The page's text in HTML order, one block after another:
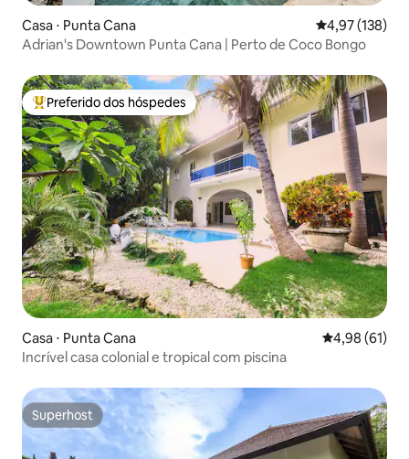
Casa ⋅ Punta Cana 4,97 de uma
4,97 (138)
Adrian's Downtown Punta Cana | Perto de Coco Bongo
Entre os melhores preferidos dos hóspedes
Preferido dos hóspedes
Casa ⋅ Punta Cana 4,98 de uma
4,98 (61)
Incrível casa colonial e tropical com piscina
Superhost
Superhost